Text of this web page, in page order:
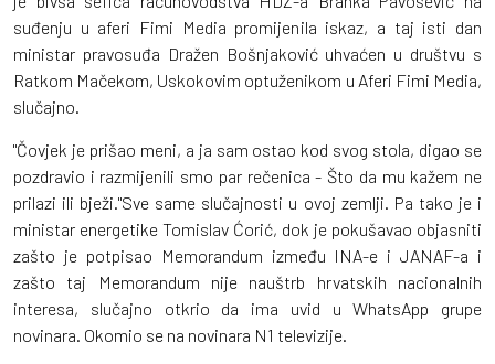
suđenju u aferi Fimi Media promijenila iskaz, a taj isti dan
ministar pravosuđa Dražen Bošnjaković uhvaćen u društvu s
Ratkom Mačekom, Uskokovim optuženikom u Aferi Fimi Media,
slučajno.
"Čovjek je prišao meni, a ja sam ostao kod svog stola, digao se
pozdravio i razmijenili smo par rečenica - Što da mu kažem ne
prilazi ili bježi."Sve same slučajnosti u ovoj zemlji. Pa tako je i
ministar energetike Tomislav Ćorić, dok je pokušavao objasniti
zašto je potpisao Memorandum između INA-e i JANAF-a i
zašto taj Memorandum nije nauštrb hrvatskih nacionalnih
interesa, slučajno otkrio da ima uvid u WhatsApp grupe
novinara. Okomio se na novinara N1 televizije.